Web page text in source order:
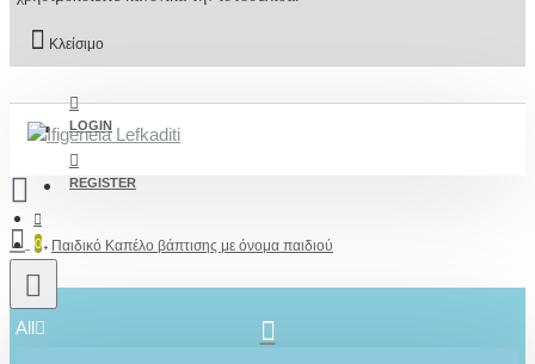
Κλείσιμο
LOGIN
REGISTER
0
All
Παιδικό Καπέλο βάπτισης με όνομα παιδιού